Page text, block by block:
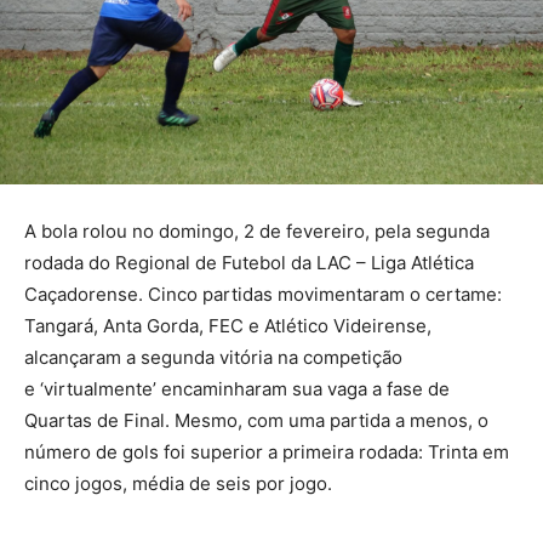
A bola rolou no domingo, 2 de fevereiro, pela segunda
rodada do Regional de Futebol da LAC – Liga Atlética
Caçadorense. Cinco partidas movimentaram o certame:
Tangará, Anta Gorda, FEC e Atlético Videirense,
alcançaram a segunda vitória na competição
e ‘virtualmente’ encaminharam sua vaga a fase de
Quartas de Final. Mesmo, com uma partida a menos, o
número de gols foi superior a primeira rodada: Trinta em
cinco jogos, média de seis por jogo.